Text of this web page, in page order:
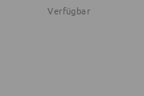
Verfügbar